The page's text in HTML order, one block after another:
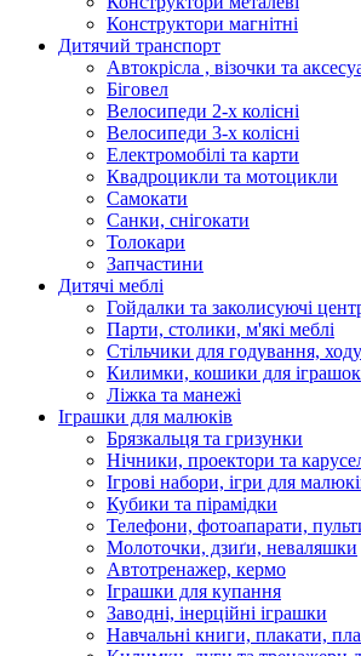
Конструктори магнітні
Дитячий транспорт
Автокрісла , візочки та
Біговел
Велосипеди 2-х колісні
Велосипеди 3-х колісні
Електромобілі та карти
Квадроцикли та мотоцикли
Самокати
Санки, снігокати
Толокари
Запчастини
Дитячі меблі
Гойдалки та заколисуючі
Парти, столики, м'які меблі
Стільчики для годування,
Килимки, кошики для іграшок
Ліжка та манежі
Іграшки для малюків
Брязкальця та гризунки
Нічники, проектори та
Ігрові набори, ігри для
Кубики та пірамідки
Телефони, фотоапарати,
Молоточки, дзиґи, неваляшки
Автотренажер, кермо
Іграшки для купання
Заводні, інерційні іграшки
Навчальні книги, плакати,